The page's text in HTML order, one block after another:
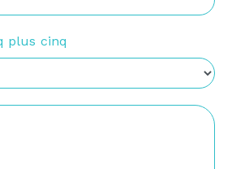
plus cinq